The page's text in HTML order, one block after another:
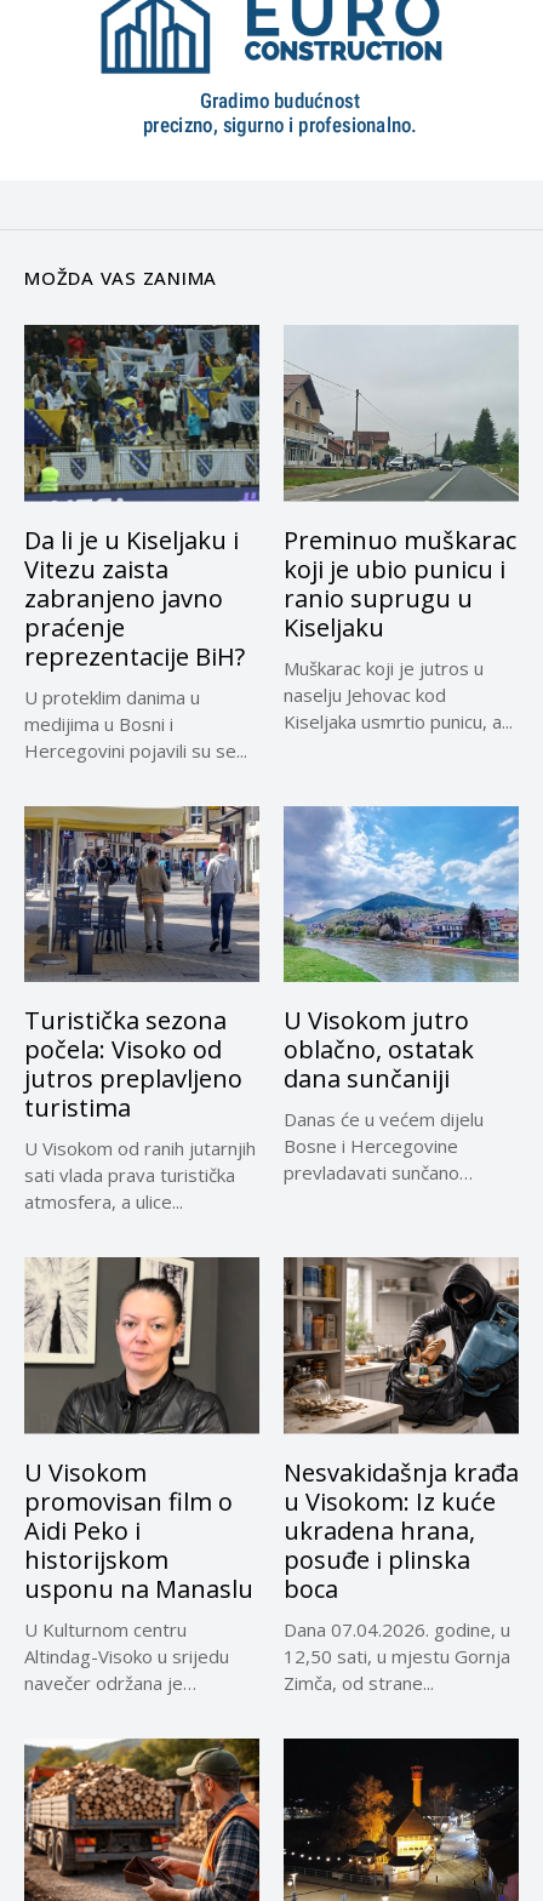
MOŽDA VAS ZANIMA
Da li je u Kiseljaku i
Vitezu zaista
zabranjeno javno
praćenje
reprezentacije BiH?
U proteklim danima u
medijima u Bosni i
Hercegovini pojavili su se...
Preminuo muškarac
koji je ubio punicu i
ranio suprugu u
Kiseljaku
Muškarac koji je jutros u
naselju Jehovac kod
Kiseljaka usmrtio punicu, a...
Turistička sezona
počela: Visoko od
jutros preplavljeno
turistima
U Visokom od ranih jutarnjih
sati vlada prava turistička
atmosfera, a ulice...
U Visokom jutro
oblačno, ostatak
dana sunčaniji
Danas će u većem dijelu
Bosne i Hercegovine
prevladavati sunčano
U Visokom
promovisan film o
Aidi Peko i
historijskom
usponu na Manaslu
U Kulturnom centru
Altindag-Visoko u srijedu
navečer održana je
Nesvakidašnja krađa
u Visokom: Iz kuće
ukradena hrana,
posuđe i plinska
boca
Dana 07.04.2026. godine, u
12,50 sati, u mjestu Gornja
Zimča, od strane...